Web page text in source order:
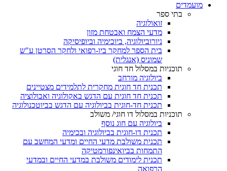
מועמדים
בתי ספר
זואולוגיה
מדעי הצמח ואבטחת מזון
ניורוביולוגיה, ביוכימיה וביופיסיקה
בית הספר למחקר ביו-רפואי ולחקר הסרטן ע"ש
שמוניס (אנגלית)
תוכניות במסלול חד חוגי
ביולוגיה מורחב
תכנית חד חוגית מחקרית לתלמידים מצטיינים
תכנית חד חוגית עם הדגש באקולוגיה ואבולוציה
תכנית חד-חוגית בביולוגיה עם הדגש בביוטכנולוגיה
תוכניות במסלול דו חוגי/ משולב
ביולוגיה עם חוג נוסף
תכנית דו-חוגית בביולוגיה ובכימיה
תכנית משולבת מדעי החיים ומדעי המחשב עם
התמחות בביואינפורמטיקה
תכנית לימודים משולבת במדעי החיים ובמדעי
הרפואה